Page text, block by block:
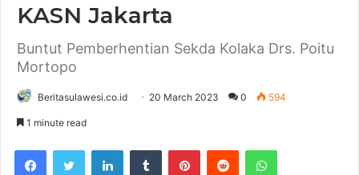
KASN Jakarta
Buntut Pemberhentian Sekda Kolaka Drs. Poitu
Mortopo
Beritasulawesi.co.id 20 March 2023 0 594
1 minute read